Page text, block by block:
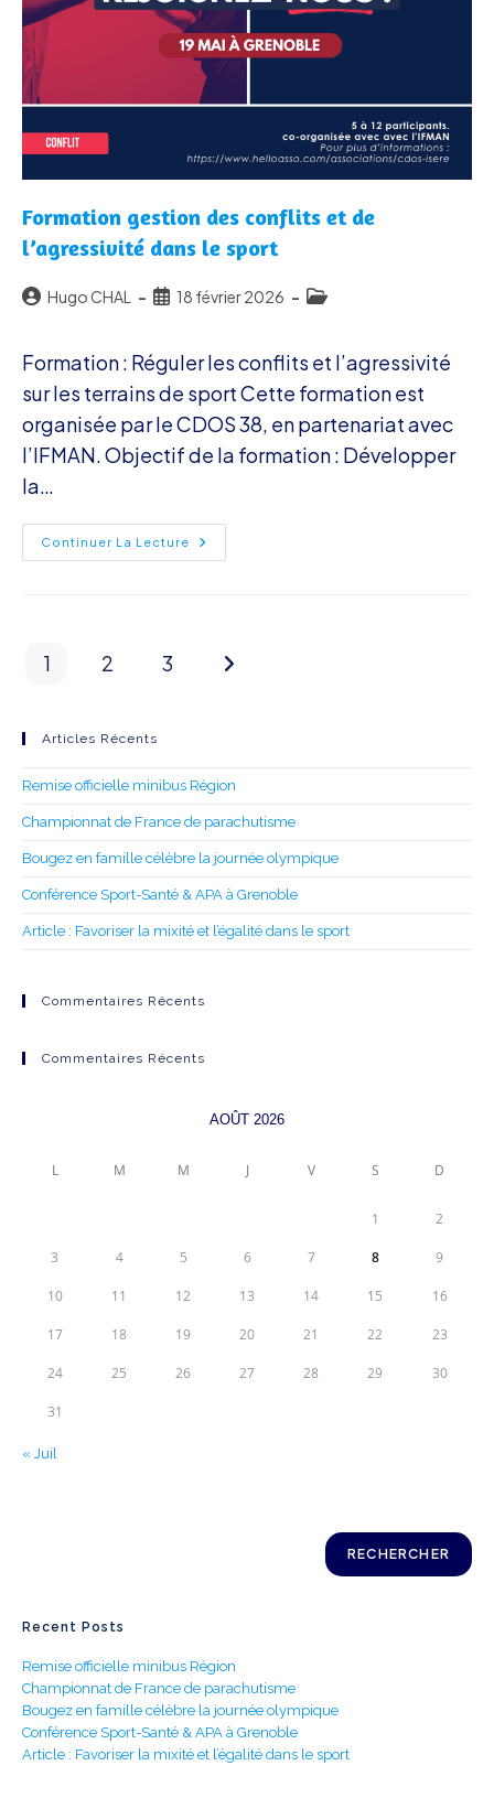
Formation gestion des conflits et de
l’agressivité dans le sport
Auteur/autrice
publication :
Hugo CHAL
Publication
18 février 2026
Post
Formation : Réguler les conflits et l’agressivité
sur les terrains de sport Cette formation est
organisée par le CDOS 38, en partenariat avec
l’IFMAN. Objectif de la formation : Développer
la…
Continuer La Lecture Formation
Gestion
1 2 3 Aller à la page suivante
Articles Récents
Remise officielle minibus Région
Championnat de France de parachutisme
Bougez en famille célèbre la journée olympique
Conférence Sport-Santé & APA à Grenoble
Article : Favoriser la mixité et l’égalité dans le sport
Commentaires Récents
Commentaires Récents
AOÛT 2026
L M M J V S D
1 2
3 4 5 6 7 8 9
10 11 12 13 14 15 16
17 18 19 20 21 22 23
24 25 26 27 28 29 30
31
« Juil
RECHERCHER
Recent Posts
Remise officielle minibus Région
Championnat de France de parachutisme
Bougez en famille célèbre la journée olympique
Conférence Sport-Santé & APA à Grenoble
Article : Favoriser la mixité et l’égalité dans le sport